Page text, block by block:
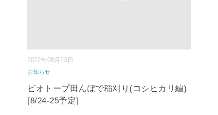
2022年08月23日
お知らせ
ビオトープ田んぼで稲刈り(コシヒカリ編)
[8/24-25予定]